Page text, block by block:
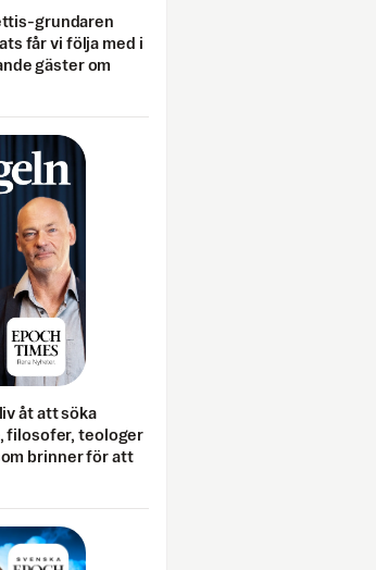
grundaren
får vi följa med i
gäster om
åt att söka
filosofer, teologer
brinner för att